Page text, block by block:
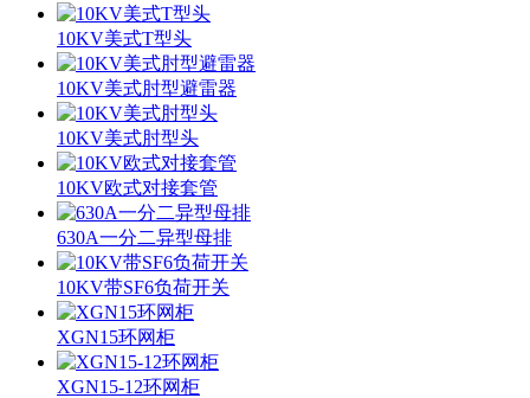
10KV美式T型头
10KV美式肘型避雷器
10KV美式肘型头
10KV欧式对接套管
630A一分二异型母排
10KV带SF6负荷开关
XGN15环网柜
XGN15-12环网柜